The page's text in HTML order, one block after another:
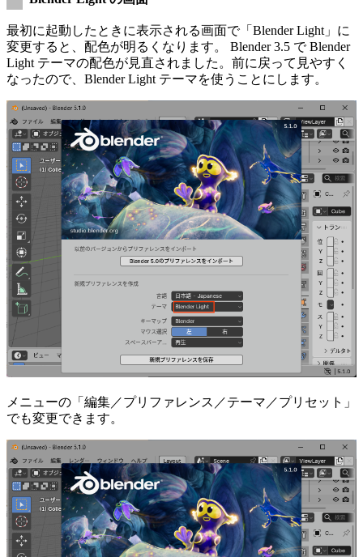
最初に起動したときに表示される画面で「Blender Light」に
変更すると、配色が明るくなります。 Blender 3.5 で Blender
Light テーマの配色が見直されました。前に戻って見やすく
なったので、Blender Light テーマを使うことにします。
メニューの「編集／プリファレンス／テーマ／プリセット」
でも変更できます。